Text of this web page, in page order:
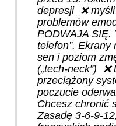
depresji ❌
problemów
PODWAJA SIĘ.
telefon”. Ekrany
sen i poziom
(„tech-neck”)
przeciążony
poczucie
Chcesz chronić
Zasadę 3-6-9-